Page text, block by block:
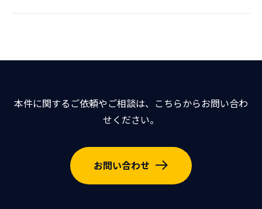
本件に関するご依頼やご相談は、こちらからお問い合わ
せください。
お問い合わせ